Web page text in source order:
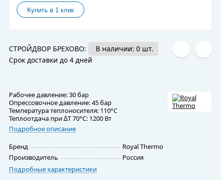
СТРОЙДВОР БРЕХОВО:
В наличии: 0 шт.
Срок доставки до 4 дней
Рабочее давление: 30 бар
Опрессовочное давление: 45 бар
Температура теплоносителя: 110°С
Теплоотдача при ∆Т 70°С: 1200 Вт
Подробное описание
Бренд
Royal Thermo
Производитель
Россия
Подробные характеристики